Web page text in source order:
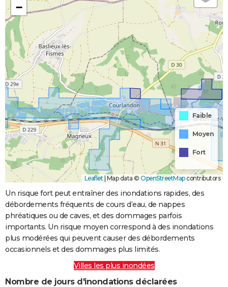
−
Faible
Moyen
Fort
Leaflet | Map data © OpenStreetMapcontributors
Un risque fort peut entraîner des inondations rapides, des
débordements fréquents de cours d’eau, de nappes
phréatiques ou de caves, et des dommages parfois
importants. Un risque moyen correspond à des inondations
plus modérées qui peuvent causer des débordements
occasionnels et des dommages plus limités.
Villes les plus inondées
Nombre de jours d'inondations déclarées